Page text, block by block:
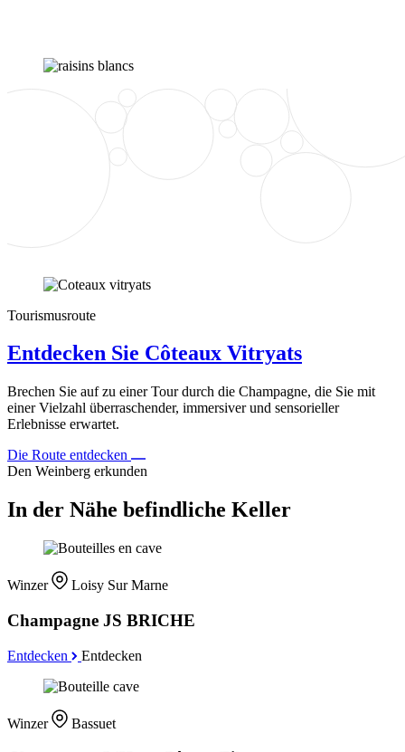
Tourismusroute
Entdecken Sie Côteaux Vitryats
Brechen Sie auf zu einer Tour durch die Champagne, die Sie mit
einer Vielzahl überraschender, immersiver und sensorieller
Erlebnisse erwartet.
Die Route entdecken
Den Weinberg erkunden
In der Nähe befindliche Keller
Winzer Loisy Sur Marne
Champagne JS BRICHE
Entdecken Entdecken
Winzer Bassuet